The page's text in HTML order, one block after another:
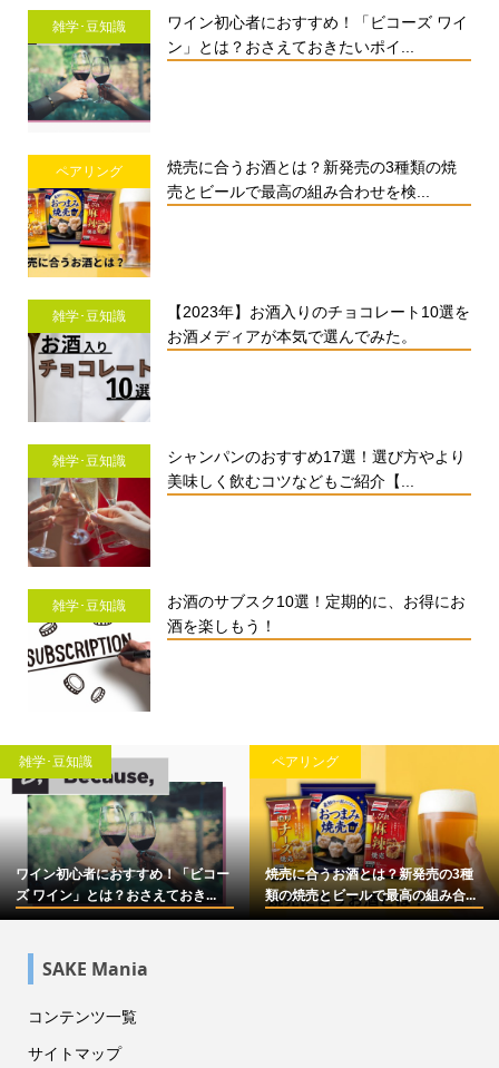
雑学･豆知識
ワイン初心者におすすめ！「ビコーズ ワイ
ン」とは？おさえておきたいポイ...
ペアリング
焼売に合うお酒とは？新発売の3種類の焼
売とビールで最高の組み合わせを検...
雑学･豆知識
【2023年】お酒入りのチョコレート10選を
お酒メディアが本気で選んでみた。
雑学･豆知識
シャンパンのおすすめ17選！選び方やより
美味しく飲むコツなどもご紹介【...
雑学･豆知識
お酒のサブスク10選！定期的に、お得にお
酒を楽しもう！
雑学･豆知識
ワイン初心者におすすめ！「ビコー
ズ ワイン」とは？おさえておき...
ペアリング
焼売に合うお酒とは？新発売の3種
類の焼売とビールで最高の組み合...
SAKE Mania
コンテンツ一覧
サイトマップ